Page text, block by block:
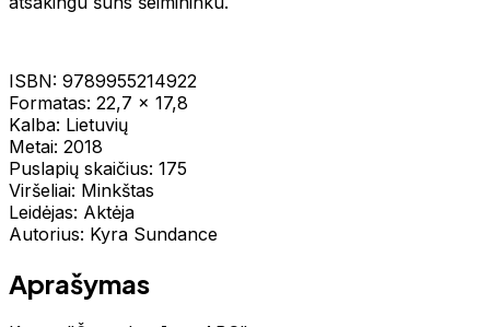
ISBN: 9789955214922
Formatas: 22,7 x 17,8
Kalba: Lietuvių
Metai: 2018
Puslapių skaičius: 175
Viršeliai: Minkštas
Leidėjas: Aktėja
Autorius: Kyra Sundance
Aprašymas